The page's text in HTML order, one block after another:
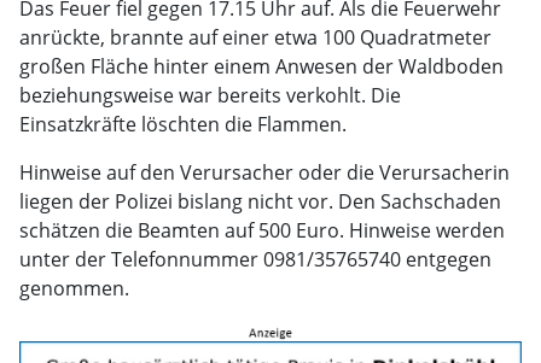
Das Feuer fiel gegen 17.15 Uhr auf. Als die Feuerwehr
anrückte, brannte auf einer etwa 100 Quadratmeter
großen Fläche hinter einem Anwesen der Waldboden
beziehungsweise war bereits verkohlt. Die
Einsatzkräfte löschten die Flammen.
Hinweise auf den Verursacher oder die Verursacherin
liegen der Polizei bislang nicht vor. Den Sachschaden
schätzen die Beamten auf 500 Euro. Hinweise werden
unter der Telefonnummer 0981/35765740 entgegen
genommen.